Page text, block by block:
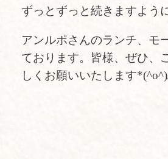
ずっとずっと続きますように
アンルポさんのランチ、モ
ております。皆様、ぜひ、
しくお願いいたします